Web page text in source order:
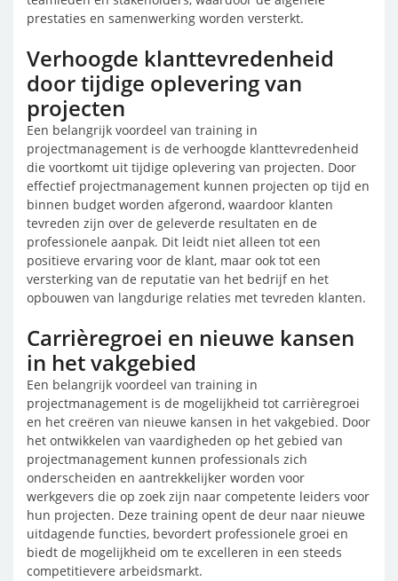
prestaties en samenwerking worden versterkt.
Verhoogde klanttevredenheid
door tijdige oplevering van
projecten
Een belangrijk voordeel van training in
projectmanagement is de verhoogde klanttevredenheid
die voortkomt uit tijdige oplevering van projecten. Door
effectief projectmanagement kunnen projecten op tijd en
binnen budget worden afgerond, waardoor klanten
tevreden zijn over de geleverde resultaten en de
professionele aanpak. Dit leidt niet alleen tot een
positieve ervaring voor de klant, maar ook tot een
versterking van de reputatie van het bedrijf en het
opbouwen van langdurige relaties met tevreden klanten.
Carrièregroei en nieuwe kansen
in het vakgebied
Een belangrijk voordeel van training in
projectmanagement is de mogelijkheid tot carrièregroei
en het creëren van nieuwe kansen in het vakgebied. Door
het ontwikkelen van vaardigheden op het gebied van
projectmanagement kunnen professionals zich
onderscheiden en aantrekkelijker worden voor
werkgevers die op zoek zijn naar competente leiders voor
hun projecten. Deze training opent de deur naar nieuwe
uitdagende functies, bevordert professionele groei en
biedt de mogelijkheid om te excelleren in een steeds
competitievere arbeidsmarkt.